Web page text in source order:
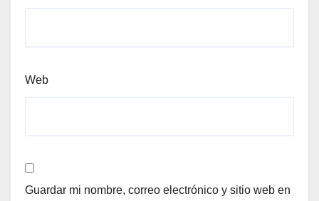
Web
Guardar mi nombre, correo electrónico y sitio web en